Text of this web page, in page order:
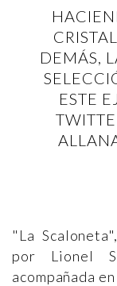
DEMÁS,
ESTE
"La
por Lionel
acompañada